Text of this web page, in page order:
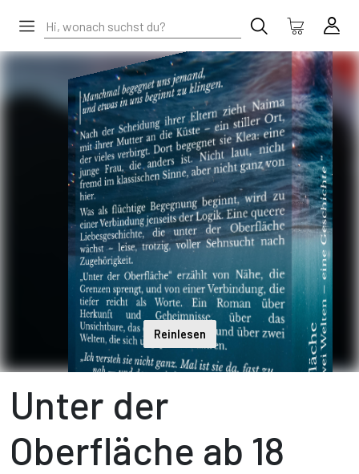
Reinlesen
Unter der
Oberfläche ab 18